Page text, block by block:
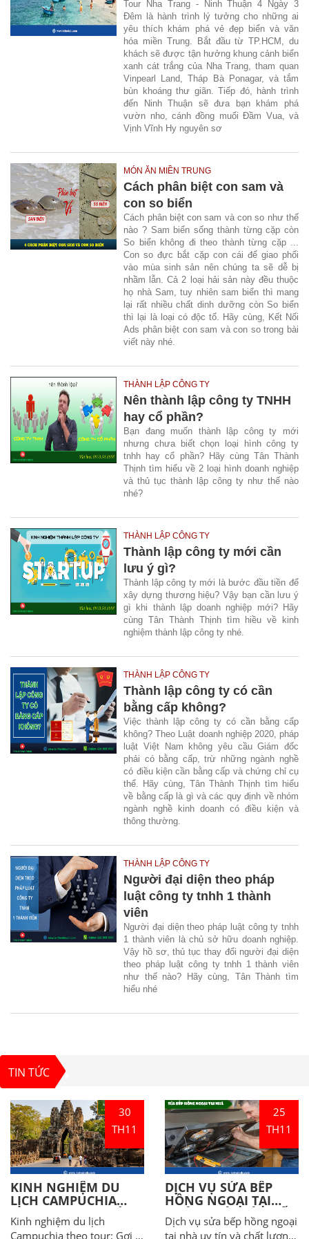
Tour Nha Trang - Ninh Thuận 4 Ngày 3
Đêm là hành trình lý tưởng cho những ai
yêu thích khám phá vẻ đẹp biển và văn
hóa miền Trung. Bắt đầu từ TP.HCM, du
khách sẽ được tận hưởng khung cảnh biển
xanh cát trắng của Nha Trang, tham quan
Vinpearl Land, Tháp Bà Ponagar, và tắm
bùn khoáng thư giãn. Tiếp đó, hành trình
đến Ninh Thuận sẽ đưa bạn khám phá
vườn nho, cánh đồng muối Đầm Vua, và
Vịnh Vĩnh Hy nguyên sơ
MÓN ĂN MIỀN TRUNG
Cách phân biệt con sam và
con so biển
Cách phân biệt con sam và con so như thế
nào ? Sam biển sống thành từng cặp còn
So biển không đi theo thành từng cặp ...
Con so đực bắt cặp con cái để giao phối
vào mùa sinh sản nên chúng ta sẽ dễ bị
nhầm lẫn. Cả 2 loại hải sản này đều thuộc
họ nhà Sam, tuy nhiên sam biển thì mang
lại rất nhiều chất dinh dưỡng còn So biển
thì lại là loại có độc tố. Hãy cùng, Kết Nối
Ads phân biệt con sam và con so trong bài
viết này nhé.
THÀNH LẬP CÔNG TY
Nên thành lập công ty TNHH
hay cổ phần?
Bạn đang muốn thành lập công ty mới
nhưng chưa biết chọn loại hình công ty
tnhh hay cổ phần? Hãy cùng Tân Thành
Thịnh tìm hiểu về 2 loại hình doanh nghiệp
và thủ tục thành lập công ty như thế nào
nhé?
THÀNH LẬP CÔNG TY
Thành lập công ty mới cần
lưu ý gì?
Thành lập công ty mới là bước đầu tiền để
xây dựng thương hiệu? Vậy bạn cần lưu ý
gì khi thành lập doanh nghiệp mới? Hãy
cùng Tân Thành Thịnh tìm hiều về kinh
nghiệm thành lập công ty nhé.
THÀNH LẬP CÔNG TY
Thành lập công ty có cần
bằng cấp không?
Việc thành lập công ty có cần bằng cấp
không? Theo Luật doanh nghiệp 2020, pháp
luật Việt Nam không yêu cầu Giám đốc
phải có bằng cấp, trừ những ngành nghề
có điều kiện cần bằng cấp và chứng chỉ cụ
thể. Hãy cùng, Tân Thành Thịnh tìm hiểu
về bằng cấp là gì và các quy định về nhóm
ngành nghề kinh doanh có điều kiện và
thông thường.
THÀNH LẬP CÔNG TY
Người đại diện theo pháp
luật công ty tnhh 1 thành
viên
Người đại diện theo pháp luật công ty tnhh
1 thành viên là chủ sở hữu doanh nghiệp.
Vậy hồ sơ, thủ tục thay đổi người đại diện
theo pháp luật công ty tnhh 1 thành viên
như thế nào? Hãy cùng, Tân Thành tìm
hiểu nhé
TIN TỨC
30
TH11
KINH NGHIỆM DU
LỊCH CAMPUCHIA
THEO TOUR: GỢI Ý
LỊCH TRÌNH HẤP DẪN
Kinh nghiệm du lịch
Campuchia theo tour: Gợi ý
25
TH11
DỊCH VỤ SỬA BẾP
HỒNG NGOẠI TẠI
NHÀ UY TÍN VÀ CHẤT
LƯỢNG TẠI NHA
Dịch vụ sửa bếp hồng ngoại
tại nhà uy tín và chất lượng